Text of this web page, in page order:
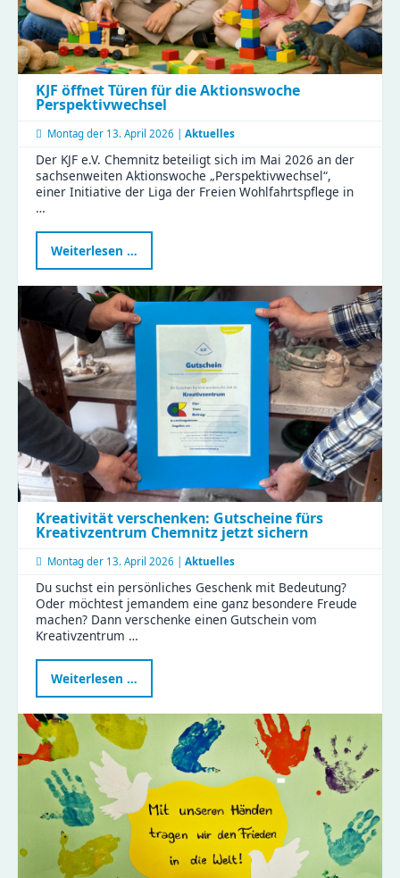
KJF öffnet Türen für die Aktionswoche
Perspektivwechsel
Montag der 13. April 2026 | Aktuelles
Der KJF e.V. Chemnitz beteiligt sich im Mai 2026 an der
sachsenweiten Aktionswoche „Perspektivwechsel“,
einer Initiative der Liga der Freien Wohlfahrtspflege in
…
Weiterlesen …
öffnet
Türen
für
die
Aktionswoche
Perspektivwechsel
Kreativität verschenken: Gutscheine fürs
Kreativzentrum Chemnitz jetzt sichern
Montag der 13. April 2026 | Aktuelles
Du suchst ein persönliches Geschenk mit Bedeutung?
Oder möchtest jemandem eine ganz besondere Freude
machen? Dann verschenke einen Gutschein vom
Kreativzentrum …
Weiterlesen …
verschenken:
Gutscheine
fürs
Kreativzentrum
Chemnitz
jetzt
sichern